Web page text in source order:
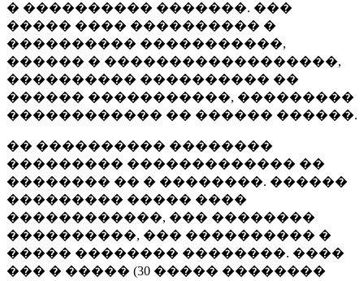
� ���������� �������. ���
����� ���� ���������� �
���������� �����������,
������ � ������������������,
���������� ���������� ��
������ �����������, ���������
������������ �� ������ ������.
�� ���������� ��������
��������� ������������� ��
�������� �� � ��������. ������
��������� ����� ����
������������, ��� ��������
����������, ��� ���������� �
����� �������� ��������. ����
��� � ����� (30 ����� ��������